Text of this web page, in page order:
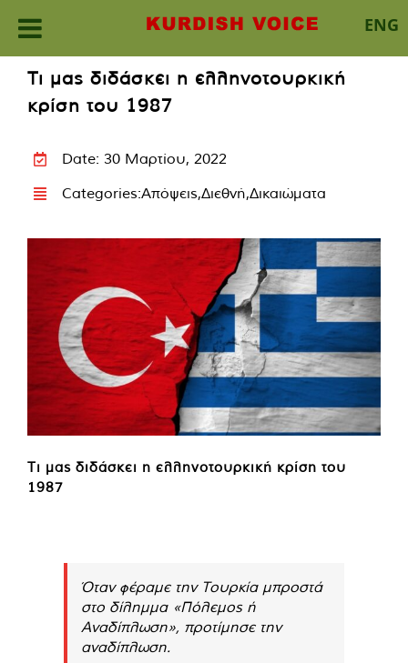
ENG
content
Τι μας διδάσκει η ελληνοτουρκική
κρίση του 1987
Date: 30 Μαρτίου, 2022
Categories:Απόψεις,Διεθνή,Δικαιώματα
Τι μας διδάσκει η ελληνοτουρκική κρίση του
1987
Όταν φέραμε την Τουρκία μπροστά
στο δίλημμα «Πόλεμος ή
Αναδίπλωση», προτίμησε την
αναδίπλωση.